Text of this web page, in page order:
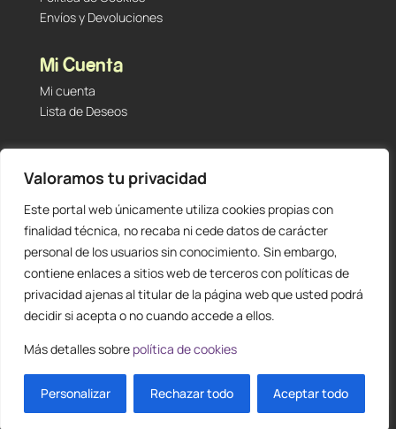
Valoramos tu privacidad
Este portal web únicamente utiliza cookies propias con
finalidad técnica, no recaba ni cede datos de carácter
personal de los usuarios sin conocimiento. Sin embargo,
contiene enlaces a sitios web de terceros con políticas de
privacidad ajenas al titular de la página web que usted podrá
decidir si acepta o no cuando accede a ellos.
Más detalles sobre política de cookies
Personalizar Rechazar todo Aceptar todo
Envíos y Devoluciones
Mi Cuenta
Mi cuenta
Lista de Deseos
Tu Tienda de Segunda Mano, Sambara #101 (Madrid,
28027 – España)
912 60 05 55 |+34 601 23 09 14
info@staging.tutiendadesegundamano.com
Diseño y creación web byPublydea© |Todos los derechos reservados
ES